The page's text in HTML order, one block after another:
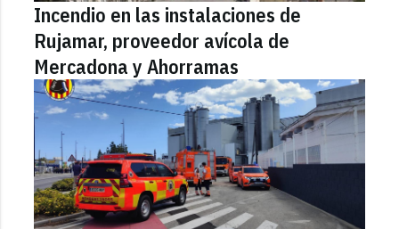
Incendio en las instalaciones de
Rujamar, proveedor avícola de
Mercadona y Ahorramas